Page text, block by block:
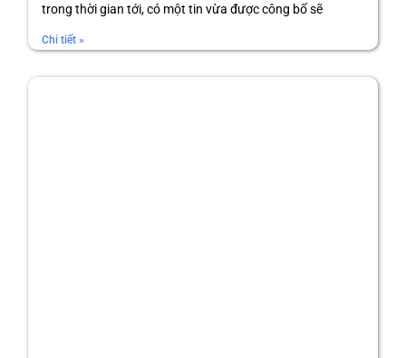
trong thời gian tới, có một tin vừa được công bố sẽ
Chi tiết »